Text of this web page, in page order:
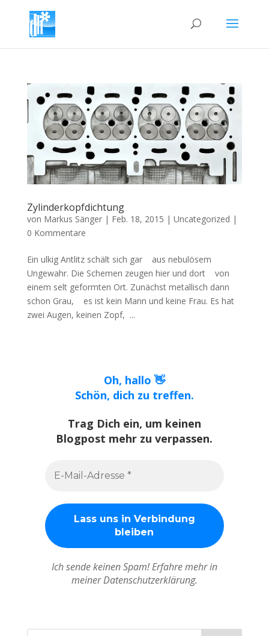
Zylinderkopfdichtung
von Markus Sänger| Feb. 18, 2015 | Uncategorized |
0 Kommentare
Ein ulkig Antlitz schält sich gar aus nebulösem
Ungewahr. Die Schemen zeugen hier und dort von
einem selt geformten Ort. Zunächst metallisch dann
schon Grau, es ist kein Mann und keine Frau. Es hat
zwei Augen, keinen Zopf, ...
Oh, hallo 👋
Schön, dich zu treffen.
Trag Dich ein, um keinen
Blogpost mehr zu verpassen.
Ich sende keinen Spam! Erfahre mehr in
meiner Datenschutzerklärung.